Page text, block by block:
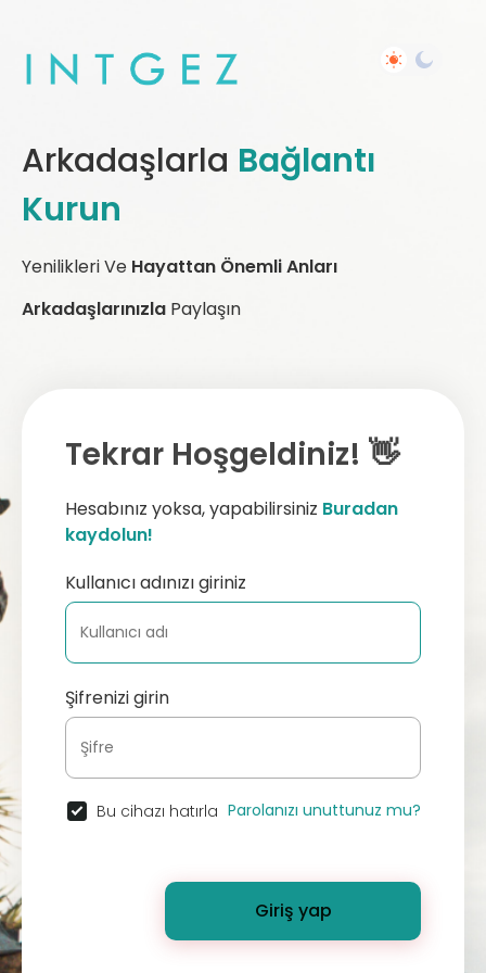
Arkadaşlarla Bağlantı
Kurun
Yenilikleri Ve Hayattan Önemli Anları
Arkadaşlarınızla Paylaşın
Tekrar Hoşgeldiniz! 👋
Hesabınız yoksa, yapabilirsiniz Buradan
kaydolun!
Kullanıcı adınızı giriniz
Şifrenizi girin
Bu cihazı hatırla Parolanızı unuttunuz mu?
Giriş yap